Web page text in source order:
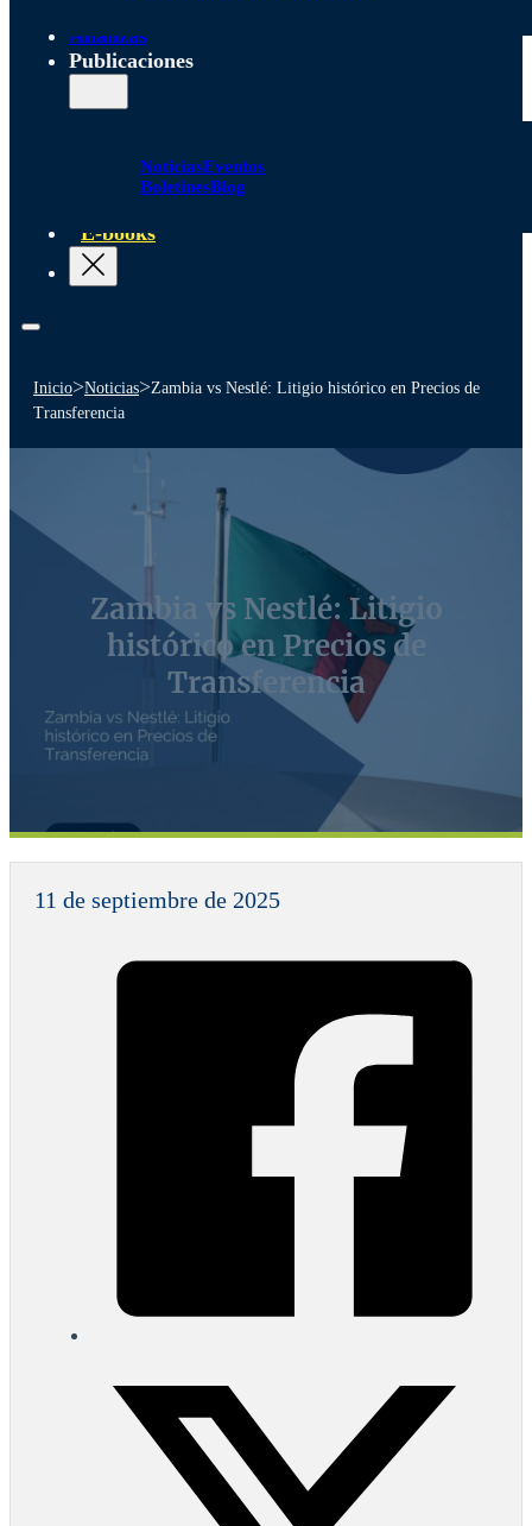
Alianzas
Publicaciones
NoticiasEventos
BoletinesBlog
E-books
Inicio>Noticias>Zambia vs Nestlé: Litigio histórico en Precios de
Transferencia
Zambia vs Nestlé: Litigio
histórico en Precios de
Transferencia
11 de septiembre de 2025